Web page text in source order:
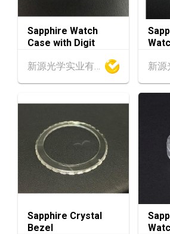
13-15
AUG
香港
13.08.2026 -
香港贸发局香港国际茶展
13-15
13.08.2026 -
国际现代化中医药及健康
会议展览中心)
25-27
AUG
中国内地
25.08.2026 -
中国国际纺织⾯料及辅料（
6年8月25至27日)
26
AUG
香港
26.08.2026
「中小企资援组」网络研讨
持・中小企出海攻略 -【一
动触达全球
Sapphire Watch
Case with Digit
新源光学实业有限公司
Sapphire Crystal
Bezel